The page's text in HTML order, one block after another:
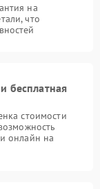
на
что
бесплатная
стоимости
онлайн на